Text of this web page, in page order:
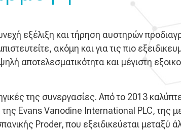
εξέλιξη και τήρηση αυστηρών
ακόμη και για τις πιο
αποτελεσματικότητα και μέγιστη
της συνεργασίες. Από το 2013
της Evans Vanodine International PLC, της
Proder, που εξειδικεύεται μεταξύ